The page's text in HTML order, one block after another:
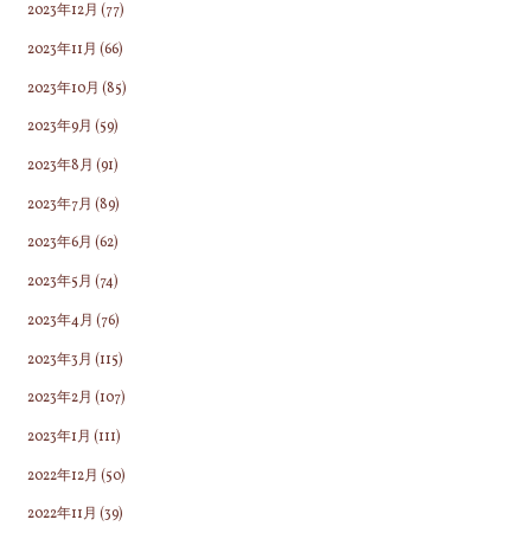
2023年12月 (77)
2023年11月 (66)
2023年10月 (85)
2023年9月 (59)
2023年8月 (91)
2023年7月 (89)
2023年6月 (62)
2023年5月 (74)
2023年4月 (76)
2023年3月 (115)
2023年2月 (107)
2023年1月 (111)
2022年12月 (50)
2022年11月 (39)